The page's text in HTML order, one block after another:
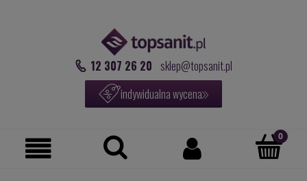
12 307 26 20 sklep@topsanit.pl
indywidualna wycena